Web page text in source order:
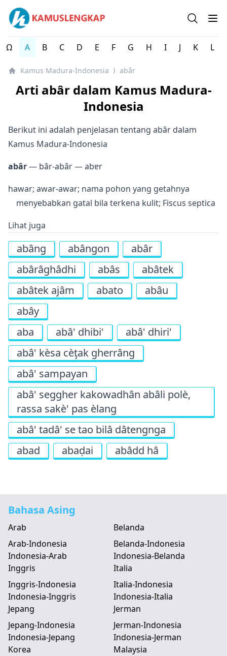
Kamus Lengkap Madura-Indonesia - Kamus Bahasa
Open
Ω A B C D E F G H I J K L
Kamus Madura-Indonesia ⟩ abâr
Arti abâr dalam Kamus Madura-
Indonesia
Berikut ini adalah penjelasan tentang abâr dalam
Kamus Madura-Indonesia
abâr— bâr-abâr— abɐr
hawar; awar-awar; nama pohon yang getahnya
menyebabkan gatal bila terkena kulit; Fiscus septica
Lihat juga
abâng abângon
abâr
abârâghâdhi
abâs
abâtek
abâtek ajâm
abato
abâu
abây
aba
abâ' dhibi'
abâ' dhiri'
abâ' kèsa cèţak gherrâng
abâ' sampayan
abâ' seggher kakowadhân abâli polè,
rassa sakè' pas èlang
abâ' tadâ' se tao bilâ dâtengnga
abad
abaḍai abâdd hâ
Bahasa Asing
Arab
Arab-Indonesia
Indonesia-Arab
Belanda
Belanda-Indonesia
Indonesia-Belanda
Inggris
Inggris-Indonesia
Indonesia-Inggris
Italia
Italia-Indonesia
Indonesia-Italia
Jepang
Jepang-Indonesia
Indonesia-Jepang
Jerman
Jerman-Indonesia
Indonesia-Jerman
Korea
Malaysia